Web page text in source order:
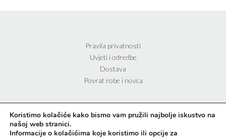
Pravila privatnosti
Uvjeti i odredbe
Dostava
Povrat robe i novca
Koristimo kolačiće kako bismo vam pružili najbolje iskustvo na
našoj web stranici.
Informacije o kolačićima koje koristimo ili opcije za